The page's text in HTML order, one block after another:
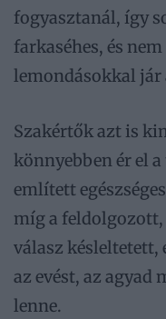
fogyasztanál, így
farkaséhes, és
lemondásokkal jár
Szakértők azt is
könnyebben ér el
említett
míg a feldolgozott,
válasz késleltetett,
az evést, az agyad
lenne.